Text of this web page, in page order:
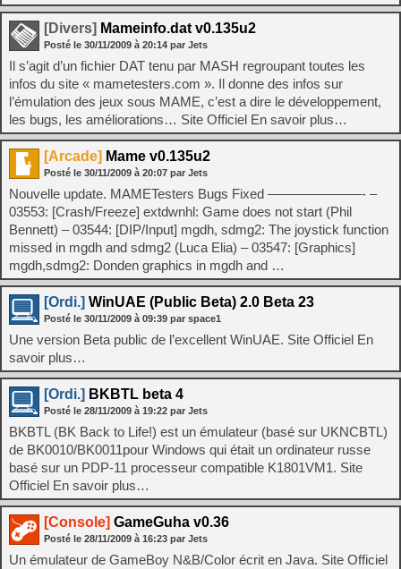
[Divers] Mameinfo.dat v0.135u2
Posté le 30/11/2009 à 20:14 par Jets
Il s’agit d’un fichier DAT tenu par MASH regroupant toutes les
infos du site « mametesters.com ». Il donne des infos sur
l’émulation des jeux sous MAME, c’est a dire le développement,
les bugs, les améliorations… Site Officiel En savoir plus…
[Arcade] Mame v0.135u2
Posté le 30/11/2009 à 20:07 par Jets
Nouvelle update. MAMETesters Bugs Fixed ———————- –
03553: [Crash/Freeze] extdwnhl: Game does not start (Phil
Bennett) – 03544: [DIP/Input] mgdh, sdmg2: The joystick function
missed in mgdh and sdmg2 (Luca Elia) – 03547: [Graphics]
mgdh,sdmg2: Donden graphics in mgdh and …
[Ordi.] WinUAE (Public Beta) 2.0 Beta 23
Posté le 30/11/2009 à 09:39 par space1
Une version Beta public de l’excellent WinUAE. Site Officiel En
savoir plus…
[Ordi.] BKBTL beta 4
Posté le 28/11/2009 à 19:22 par Jets
BKBTL (BK Back to Life!) est un émulateur (basé sur UKNCBTL)
de BK0010/BK0011pour Windows qui était un ordinateur russe
basé sur un PDP-11 processeur compatible K1801VM1. Site
Officiel En savoir plus…
[Console] GameGuha v0.36
Posté le 28/11/2009 à 16:23 par Jets
Un émulateur de GameBoy N&B/Color écrit en Java. Site Officiel